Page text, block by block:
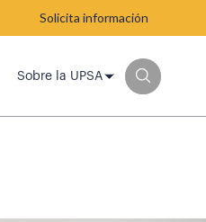
Solicita información
Sobre la UPSA